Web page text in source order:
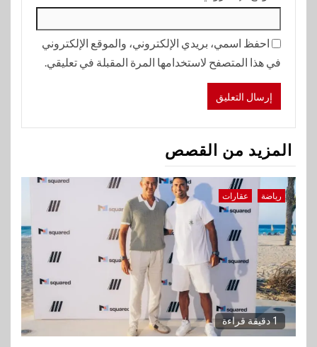
احفظ اسمي، بريدي الإلكتروني، والموقع الإلكتروني
في هذا المتصفح لاستخدامها المرة المقبلة في تعليقي.
المزيد من القصص
رياضة عقارات
1 دقيقة قراءة